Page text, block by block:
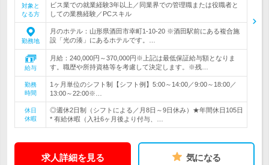
対象と
なる方
ビス業での就業経験3年以上／同業界での管理職または役職者と
しての業務経験／PCスキル
勤務地
月のホテル：山形県酒田市幸町1-10-20 ※酒田駅前にある複合施
設「光の湊」にあるホテルです。…
給与
月給：240,000円～370,000円※上記は最低保証給与額となりま
す。職歴や所持資格等を考慮して決定します。※残…
勤務
時間
1ヶ月単位のシフト制【シフト例】5:00～14:00／9:00～18:00／
13:00～22:00※…
休日
休暇
◎週休2日制（シフトによる／月8日～9日休み）★年間休日105日
* 有給休暇（入社6ヶ月後より付与、…
求人詳細を見る 気になる